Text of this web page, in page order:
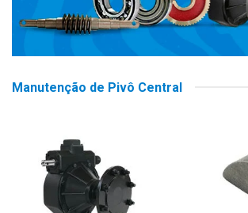
Manutenção de Pivô Central